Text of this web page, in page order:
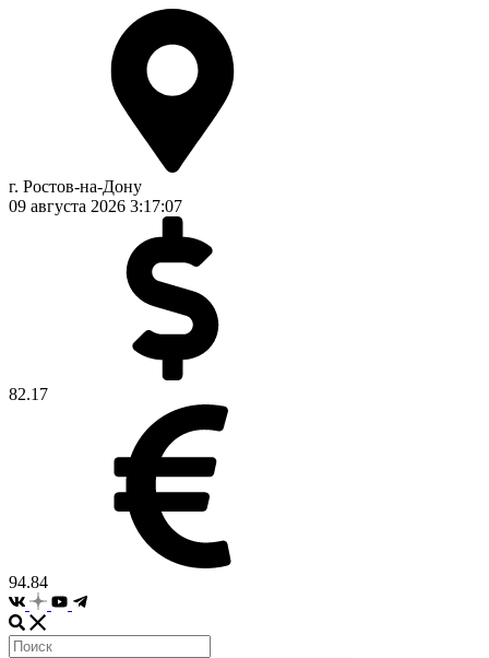
г. Ростов-на-Дону
09 августа 2026 3:17:07
82.17
94.84